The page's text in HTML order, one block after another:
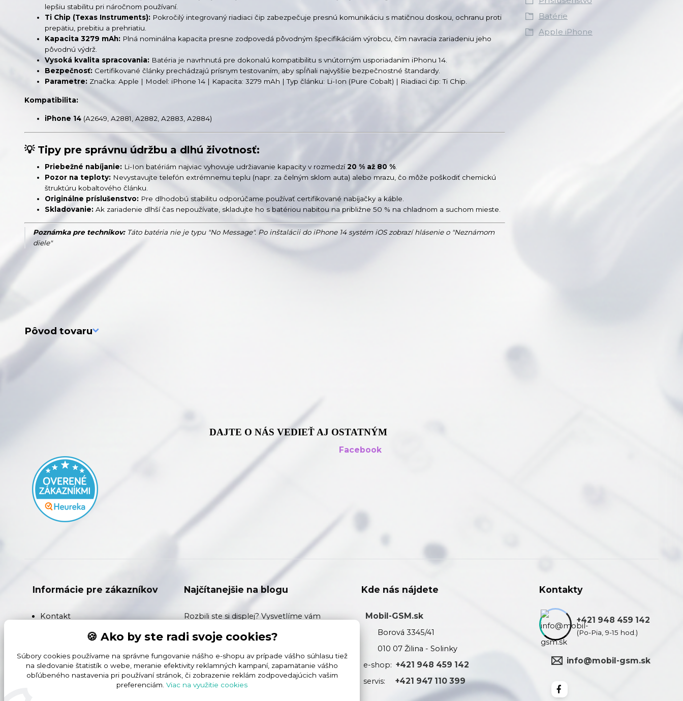
lepšiu stabilitu pri náročnom používaní.
Ti Chip (Texas Instruments): Pokročilý integrovaný riadiaci čip zabezpečuje presnú komunikáciu s matičnou doskou, ochranu proti
prepätiu, prebitiu a prehriatiu.
Kapacita 3279 mAh: Plná nominálna kapacita presne zodpovedá pôvodným špecifikáciám výrobcu, čím navracia zariadeniu jeho
pôvodnú výdrž.
Vysoká kvalita spracovania: Batéria je navrhnutá pre dokonalú kompatibilitu s vnútorným usporiadaním iPhonu 14.
Bezpečnosť: Certifikované články prechádzajú prísnym testovaním, aby spĺňali najvyššie bezpečnostné štandardy.
Parametre: Značka: Apple | Model: iPhone 14 | Kapacita: 3279 mAh | Typ článku: Li-Ion (Pure Cobalt) | Riadiaci čip: Ti Chip.
Kompatibilita:
iPhone 14 (A2649, A2881, A2882, A2883, A2884)
💡 Tipy pre správnu údržbu a dlhú životnosť:
Priebežné nabíjanie: Li-Ion batériám najviac vyhovuje udržiavanie kapacity v rozmedzí20 % až 80 %
Pozor na teploty: Nevystavujte telefón extrémnemu teplu (napr. za čelným sklom auta) alebo mrazu, čo môže poškodiť chemickú
štruktúru kobaltového článku.
Originálne príslušenstvo: Pre dlhodobú stabilitu odporúčame používať certifikované nabíjačky a káble.
Skladovanie: Ak zariadenie dlhší čas nepoužívate, skladujte ho s batériou nabitou na približne 50 % na chladnom a suchom mieste.
Poznámka pre technikov:Táto batéria nie je typu "No Message". Po inštalácii do iPhone 14 systém iOS zobrazí hlásenie o "Neznámom
diele"
Pôvod tovaru
Batérie
Apple iPhone
DAJTE O NÁS VEDIEŤ AJ OSTATNÝM
Facebook
Informácie pre zákazníkov
Kontakt
Záruka na akumulátory a batérie
Reklamačné podmienky
Najčítanejšie na blogu
Rozbili ste si displej? Vysvetlíme vám
rozdiel medzi Originálom, Soft OLED,
Fólia, Tvrdené sklo alebo Hydrogél? Čo
naozaj ochráni váš displej (a prečo u nás
Kde nás nájdete
Mobil-GSM.sk
Borová 3345/41
010 07 Žilina - Solinky
e-shop:+421 948 459 142
servis:+421 947 110 399
Kontakty
+421 948 459 142
(Po-Pia, 9-15 hod.)
info@mobil-gsm.sk
🍪 Ako by ste radi svoje cookies?
Súbory cookies používame na správne fungovanie nášho e-shopu av prípade vášho súhlasu tiež
na sledovanie štatistík o webe, meranie efektivity reklamných kampaní, zapamätanie vášho
obľúbeného nastavenia pri používaní stránok, či zobrazenie reklám zodpovedajúcich vašim
preferenciám. Viac na využitie cookies